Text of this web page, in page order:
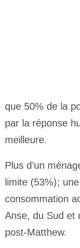
que 50% de la
par la réponse
meilleure.
Plus d’un
limite (53%);
consommation
Anse, du Sud et
post-Matthew.